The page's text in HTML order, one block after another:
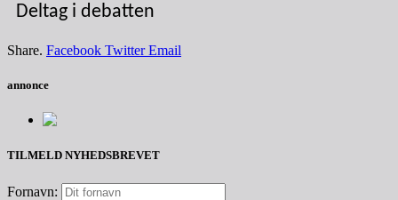
Deltag i debatten
Share. Facebook Twitter Email
annonce
TILMELD NYHEDSBREVET
Fornavn: